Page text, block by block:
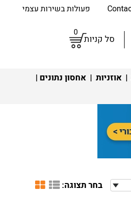
פעולות בשירות עצמי
סל קניות
0
| אוזניות | אחסון נתונים |
בחר תצוגה: